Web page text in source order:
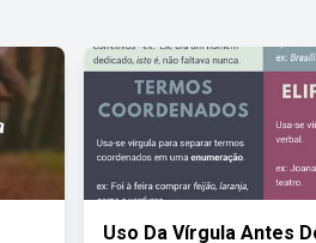
Uso Da Vírgula Antes